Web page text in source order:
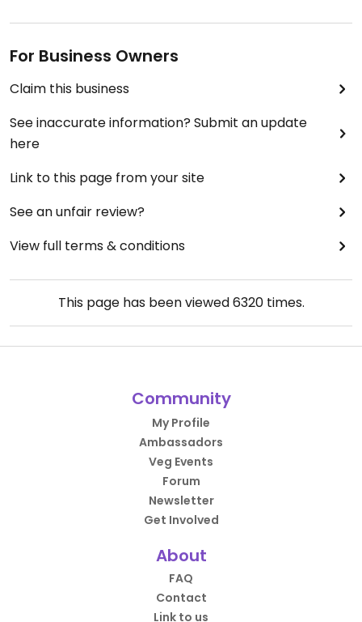
Übersicht
Menü
Rezensionen
Fotos
Über
For Business Owners
Claim this business
See inaccurate information? Submit an update
here
Link to this page from your site
See an unfair review?
View full terms & conditions
This page has been viewed6320times.
Community
My Profile
Ambassadors
Veg Events
Forum
Newsletter
Get Involved
About
FAQ
Contact
Link to us